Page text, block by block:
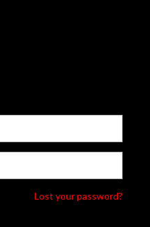
Lost your password?